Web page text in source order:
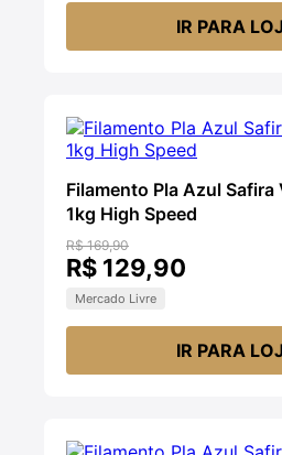
IR PARA
Filamento Pla Azul
1kg High Speed
R$ 169,90
R$ 129,90
Mercado Livre
IR PARA